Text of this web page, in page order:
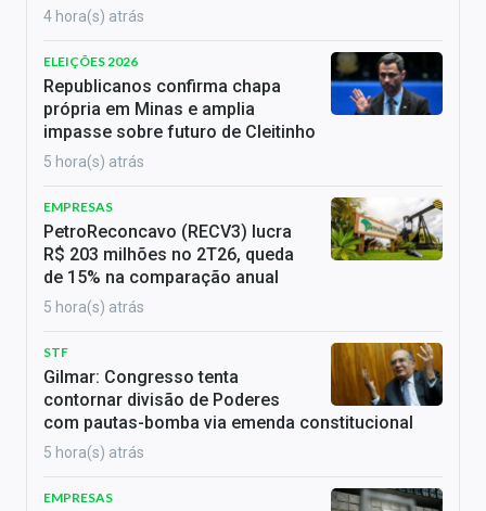
4 hora(s) atrás
ELEIÇÕES 2026
Republicanos confirma chapa
própria em Minas e amplia
impasse sobre futuro de Cleitinho
5 hora(s) atrás
EMPRESAS
PetroReconcavo (RECV3) lucra
R$ 203 milhões no 2T26, queda
de 15% na comparação anual
5 hora(s) atrás
STF
Gilmar: Congresso tenta
contornar divisão de Poderes
com pautas-bomba via emenda constitucional
5 hora(s) atrás
EMPRESAS